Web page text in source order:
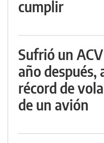
cumplir
Sufrió un
año después,
récord de
de un avión